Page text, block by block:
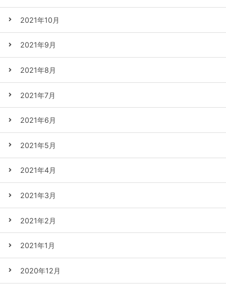
2021年10月
2021年9月
2021年8月
2021年7月
2021年6月
2021年5月
2021年4月
2021年3月
2021年2月
2021年1月
2020年12月